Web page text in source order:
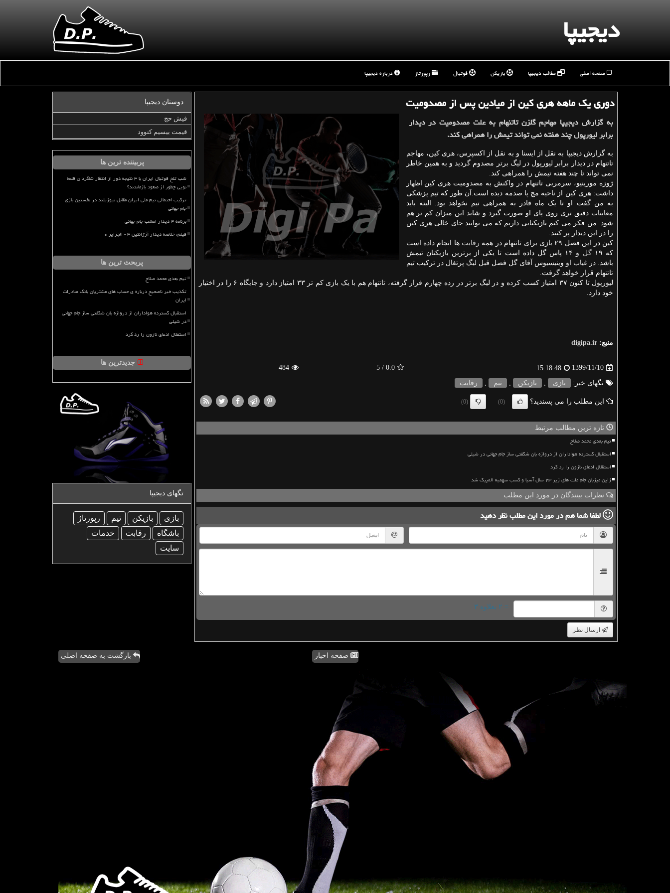
دیجیپا
صفحه اصلی مطالب دیجیپا بازیکن فوتبال رپورتاژ درباره دیجیپا
دوری یك ماهه هری كین از میادین پس از مصدومیت
به گزارش دیجیپا مهاجم گلزن تاتنهام به علت مصدومیت در دیدار
برابر لیورپول چند هفته نمی تواند تیمش را همراهی کند.
به گزارش دیجیپا به نقل از ایسنا و به نقل از اکسپرس، هری کین، مهاجم
تاتنهام در دیدار برابر لیورپول در لیگ برتر مصدوم گردید و به همین خاطر
نمی تواند تا چند هفته تیمش را همراهی کند.
ژوزه مورینیو، سرمربی تاتنهام در واکنش به مصدومیت هری کین اظهار
داشت: هری کین از ناحیه مچ پا صدمه دیده است.آن طور که تیم پزشکی
به من گفت او تا یک ماه قادر به همراهی تیم نخواهد بود. البته باید
معاینات دقیق تری روی پای او صورت گیرد و شاید این میزان کم تر هم
شود. من فکر می کنم بازیکنانی داریم که می توانند جای خالی هری کین
را در این دیدار پر کنند.
کین در این فصل ۲۹ بازی برای تاتنهام در همه
رقابت ها انجام داده است
که ۱۹
گل
و ۱۴ پاس گل داده است تا یکی از برترین بازیکنان تیمش
باشد. در غیاب او وینیسیوس آقای گل فصل قبل لیگ پرتغال در ترکیب تیم
تاتنهام قرار خواهد گرفت.
لیورپول تا کنون ۳۷ امتیاز کسب کرده و در لیگ برتر در رده چهارم قرار گرفته، تاتنهام هم با یک بازی کم تر ۳۳ امتیاز دارد و جایگاه ۶ را در اختیار
خود دارد.
منبع: digipa.ir
1399/11/10
15:18:48
0.0
/ 5
484
تگهای خبر: بازی بازیكن تیم رقابت
این مطلب را می پسندید؟ (0)
(0)
تازه ترین مطالب مرتبط
تیم بعدی محمد صلاح
استقبال گسترده هواداران از دروازه بان شگفتی ساز جام جهانی در شیلی
استقلال ادعای نازون را رد کرد
ژاپن میزبان جام ملت های زیر ۲۳ سال آسیا و کسب سهمیه المپیک شد
نظرات بینندگان در مورد این مطلب
لطفا شما همدر مورد این مطلبنظر دهید
= ۲ بعلاوه ۳
ارسال نظر
دوستان دیجیپا
فیش حج
قیمت بیسیم کنوود
پربیننده ترین ها
شب تلخ فوتبال ایران با ۳ نتیجه دور از انتظار شاگردان قلعه
نویی چطور از صعود بازماندند؟
ترکیب احتمالی تیم ملی ایران مقابل نیوزیلند در نخستین بازی
جام جهانی
برنامه ۴ دیدار امشب جام جهانی
فیلم، خلاصه دیدار آرژانتین ۳ - الجزایر ۰
پربحث ترین ها
تیم بعدی محمد صلاح
تکذیب خبر ناصحیح درباره ی حساب های مشتریان بانک صادرات
ایران
استقبال گسترده هواداران از دروازه بان شگفتی ساز جام جهانی
در شیلی
استقلال ادعای نازون را رد کرد
جدیدترین ها
تگهای دیجیپا
بازی بازیكن تیم
رپورتاژ
باشگاه
رقابت
خدمات
سایت
صفحه اخبار بازگشت به صفحه اصلی